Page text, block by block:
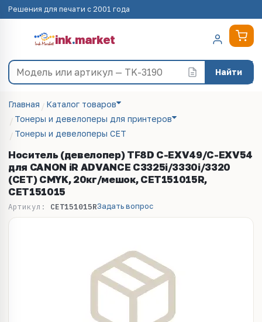
Решения для печати с 2001 года
ink.market
Найти
Главная
Каталог товаров
Тонеры и девелоперы для принтеров
Тонеры и девелоперы CET
Носитель (девелопер) TF8D C-EXV49/C-EXV54
для CANON iR ADVANCE C3325i/3330i/3320
(CET) CMYK, 20кг/мешок, CET151015R,
CET151015
Артикул: CET151015RЗадать вопрос